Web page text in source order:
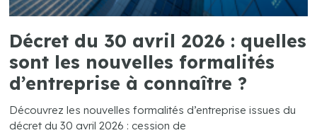
Décret du 30 avril 2026 : quelles
sont les nouvelles formalités
d’entreprise à connaître ?
Découvrez les nouvelles formalités d’entreprise issues du
décret du 30 avril 2026 : cession de